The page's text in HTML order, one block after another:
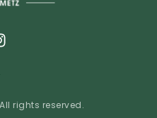
rights reserved.